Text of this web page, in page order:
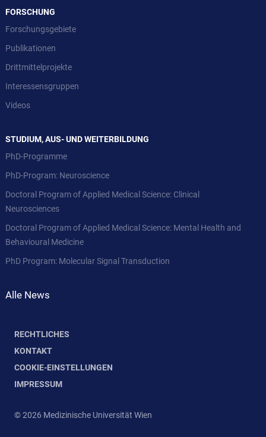
FORSCHUNG
Forschungsgebiete
Publikationen
Drittmittelprojekte
Interessensgruppen
Videos
STUDIUM, AUS- UND WEITERBILDUNG
PhD-Programme
PhD-Program: Neuroscience
Doctoral Program of Applied Medical Science: Clinical
Neurosciences
Doctoral Program of Applied Medical Science: Mental Health and
Behavioural Medicine
PhD Program: Molecular Signal Transduction
Alle News
RECHTLICHES
KONTAKT
COOKIE-EINSTELLUNGEN
IMPRESSUM
© 2026 Medizinische Universität Wien